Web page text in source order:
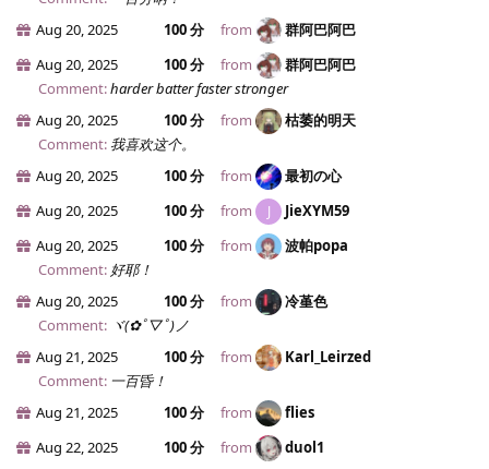
Aug 20, 2025
100 分 from
群阿巴阿巴
Aug 20, 2025
100 分 from
群阿巴阿巴
Comment:harder batter faster stronger
Aug 20, 2025
100 分 from
枯萎的明天
Comment: 我喜欢这个。
Aug 20, 2025
100 分 from
最初の心
Aug 20, 2025
100 分 from J
JieXYM59
Aug 20, 2025
100 分 from
波帕popa
Comment: 好耶！
Aug 20, 2025
100 分 from
冷堇色
Comment: ヾ(✿ﾟ▽ﾟ)ノ
Aug 21, 2025
100 分 from
Karl_Leirzed
Comment: 一百昏！
Aug 21, 2025
100 分 from
flies
Aug 22, 2025
100 分 from
duol1